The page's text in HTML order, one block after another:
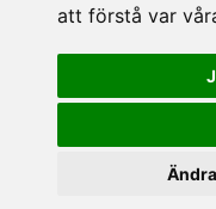
att förstå var